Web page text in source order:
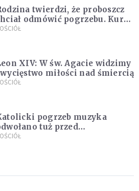
twierdzi, że proboszcz
odmówić pogrzebu. Kuria
wyjaśnienia
XIV: W św. Agacie widzimy
miłości nad śmiercią
pogrzeb muzyka
tuż przed
Powodem była